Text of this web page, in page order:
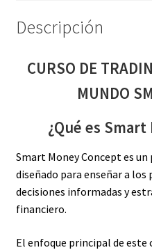
Descripción
CURSO DE
MUNDO
¿Qué es
Smart Money Concept es
diseñado para enseñar a
decisiones informadas y
financiero.
El enfoque principal de este